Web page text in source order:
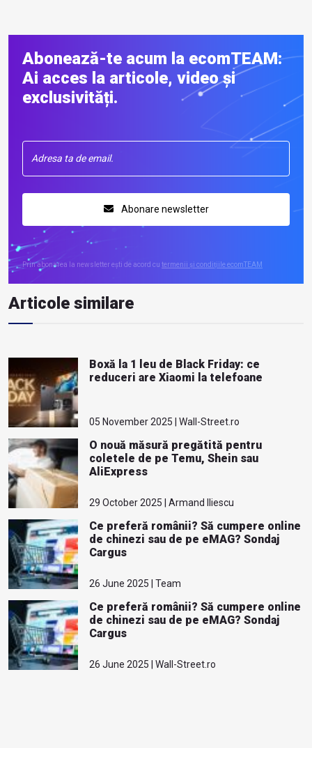
Abonează-te acum la ecomTEAM:
Ai acces la articole, video și
exclusivități.
Abonare newsletter
Prin abonarea la newsletter ești de acord cu termenii și condițiile ecomTEAM
Articole similare
Boxă la 1 leu de Black Friday: ce
reduceri are Xiaomi la telefoane
05 November 2025 | Wall-Street.ro
O nouă măsură pregătită pentru
coletele de pe Temu, Shein sau
AliExpress
29 October 2025 | Armand Iliescu
Ce preferă românii? Să cumpere online
de chinezi sau de pe eMAG? Sondaj
Cargus
26 June 2025 | Team
Ce preferă românii? Să cumpere online
de chinezi sau de pe eMAG? Sondaj
Cargus
26 June 2025 | Wall-Street.ro